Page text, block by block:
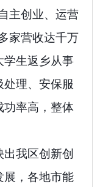
主创业、运营
家营收达千万
学生返乡从事
理、安保服
功率高，整体
出我区创新创
展，各地市能